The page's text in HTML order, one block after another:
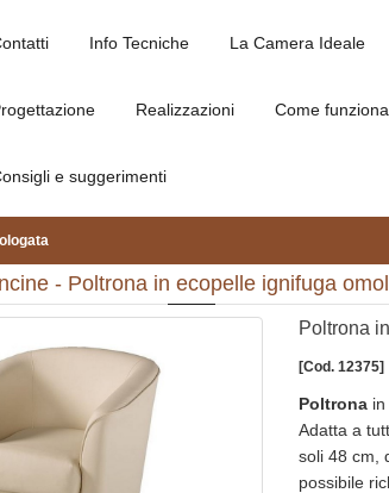
Info Tecniche La Camera Ideale
Realizzazioni Come funziona
e suggerimenti
- Poltrona in ecopelle ignifuga
Poltrona
[Cod. 12375]
Poltrona in
Adatta a
soli 48 cm,
possibile